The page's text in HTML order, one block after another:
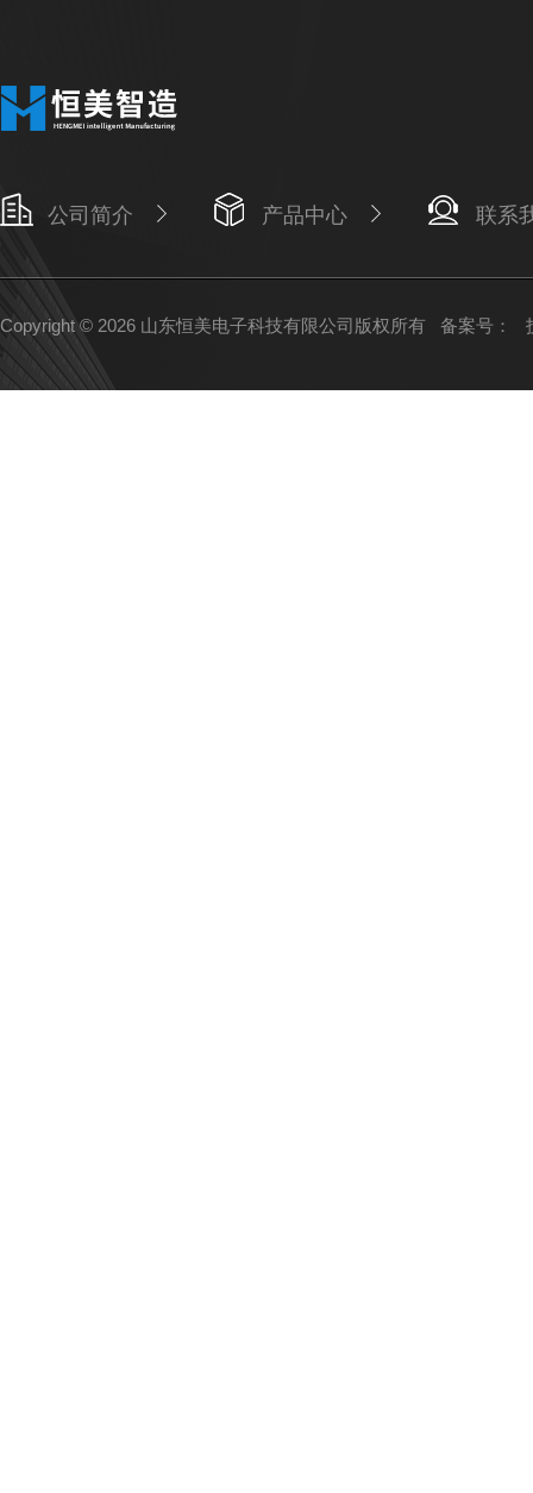
公司简介 产品中心 联系
Copyright © 2026 山东恒美电子科技有限公司版权所有 备案号：